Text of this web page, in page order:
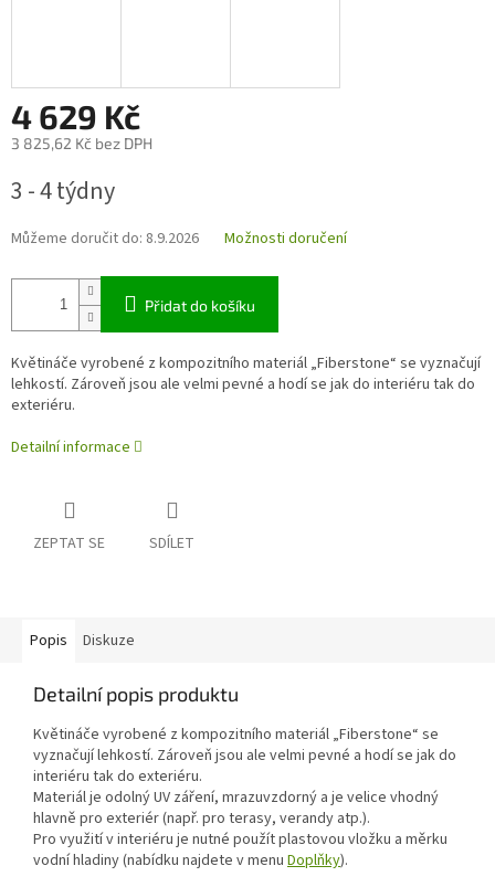
4 629 Kč
3 825,62 Kč bez DPH
cena:
3 - 4 týdny
Můžeme doručit do: 8.9.2026 Možnosti doručení
Přidat do košíku
Květináče vyrobené z kompozitního materiál „Fiberstone“ se vyznačují
lehkostí. Zároveň jsou ale velmi pevné a hodí se jak do interiéru tak do
exteriéru.
Detailní informace
ZEPTAT SE SDÍLET
Popis Diskuze
Detailní popis produktu
Květináče vyrobené z kompozitního materiál „Fiberstone“ se
vyznačují lehkostí. Zároveň jsou ale velmi pevné a hodí se jak do
interiéru tak do exteriéru.
Materiál je odolný UV záření, mrazuvzdorný a je velice vhodný
hlavně pro exteriér (např. pro terasy, verandy atp.).
Pro využití v interiéru je nutné použít plastovou vložku a měrku
vodní hladiny (nabídku najdete v menu Doplňky).